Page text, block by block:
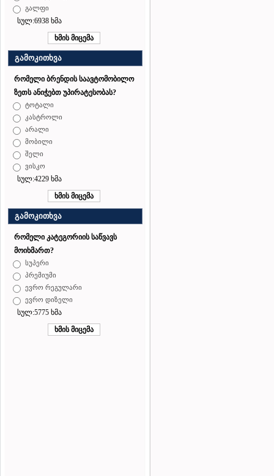
გალფი
სულ:6938 ხმა
გამოკითხვა
რომელი ბრენდის საავტომობილო
ზეთს ანიჭებთ უპირატესობას?
ტოტალი
კასტროლი
არალი
მობილი
შელი
ვისკო
სულ:4229 ხმა
გამოკითხვა
რომელი კატეგორიის საწვავს
მოიხმართ?
სუპერი
პრემიუმი
ევრო რეგულარი
ევრო დიზელი
სულ:5775 ხმა